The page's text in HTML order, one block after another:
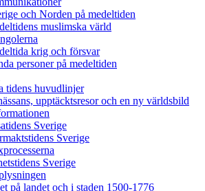
och Norden på medeltiden
muslimska värld
krig och försvar
personer på medeltiden
tidens huvudlinjer
upptäcktsresor och en ny världsbild
Sverige
Sverige
Sverige
på landet och i staden 1500-1776